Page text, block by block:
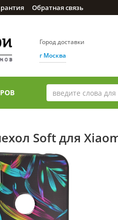
Обратная связь
Город доставки
г Москва
Soft для